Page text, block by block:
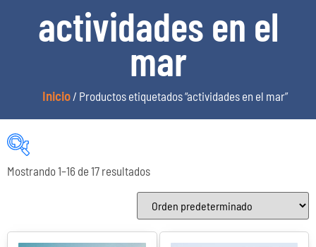
actividades en el
mar
Inicio / Productos etiquetados “actividades en el mar”
Categorías del producto
Mostrando 1–16 de 17 resultados